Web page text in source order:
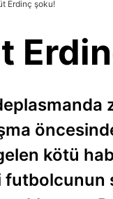
Erdinç şoku!
kötü
futbolcunun